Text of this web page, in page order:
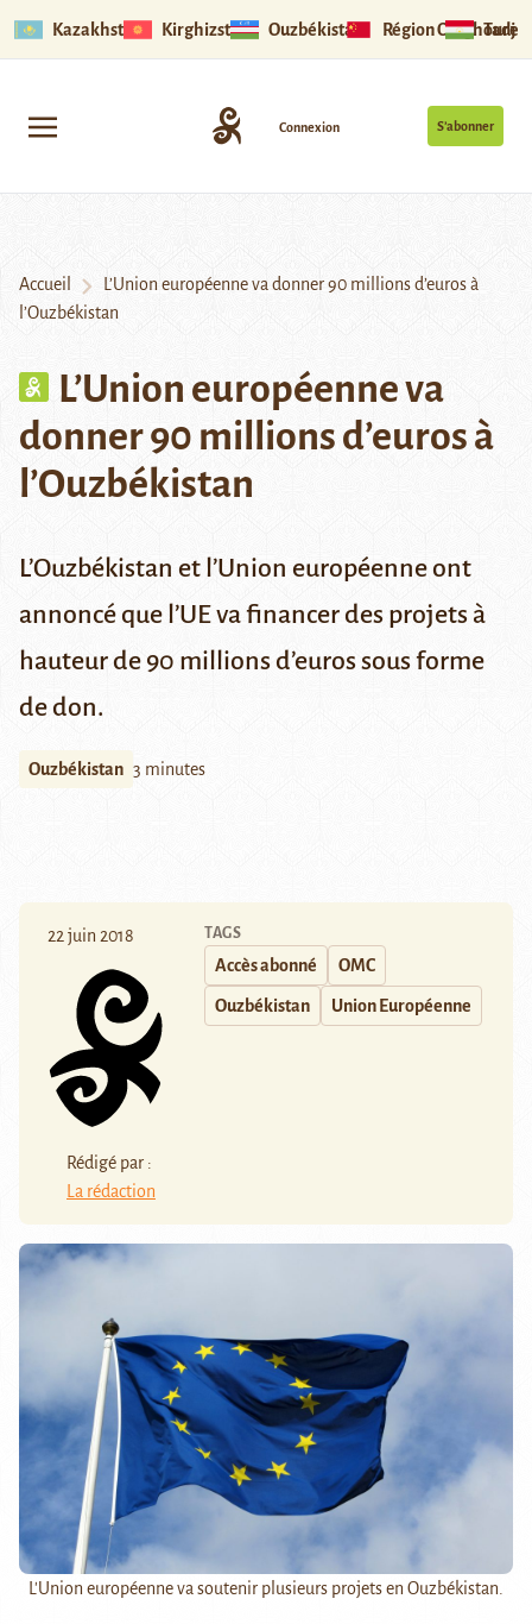
Kazakhstan Kirghizstan Ouzbékistan Région Ouïghoure
S’abonner
Connexion
Accueil
L’Union européenne va donner 90 millions d’euros à
l’Ouzbékistan
L’Union européenne va
donner 90 millions d’euros à
l’Ouzbékistan
L’Ouzbékistan et l’Union européenne ont
annoncé que l’UE va financer des projets à
hauteur de 90 millions d’euros sous forme
de don.
Ouzbékistan 3 minutes
22 juin 2018
Rédigé par :
La rédaction
TAGS
Accès abonné OMC
Ouzbékistan Union Européenne
L'Union européenne va soutenir plusieurs projets en Ouzbékistan.